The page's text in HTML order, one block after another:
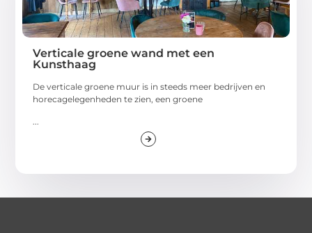
Verticale groene wand met een
Kunsthaag
De verticale groene muur is in steeds meer bedrijven en
horecagelegenheden te zien, een groene
...